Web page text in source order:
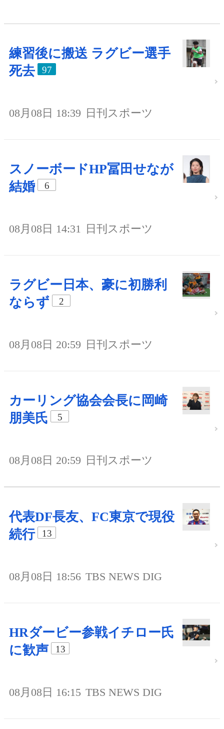
練習後に搬送 ラグビー選手
死去
97
08月08日 18:39 日刊スポーツ
スノーボードHP冨田せなが
結婚
6
08月08日 14:31 日刊スポーツ
ラグビー日本、豪に初勝利
ならず
2
08月08日 20:59 日刊スポーツ
カーリング協会会長に岡崎
朋美氏
5
08月08日 20:59 日刊スポーツ
代表DF長友、FC東京で現役
続行
13
08月08日 18:56 TBS NEWS DIG
HRダービー参戦イチロー氏
に歓声
13
08月08日 16:15 TBS NEWS DIG